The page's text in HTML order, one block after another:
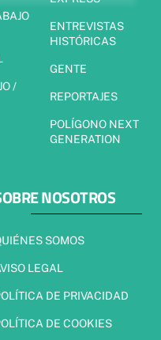
/
ENTREVISTAS
HISTÓRICAS
GENTE
REPORTAJES
POLÍGONO NEXT
GENERATION
NOSOTROS
SOMOS
LEGAL
DE PRIVACIDAD
DE COOKIES